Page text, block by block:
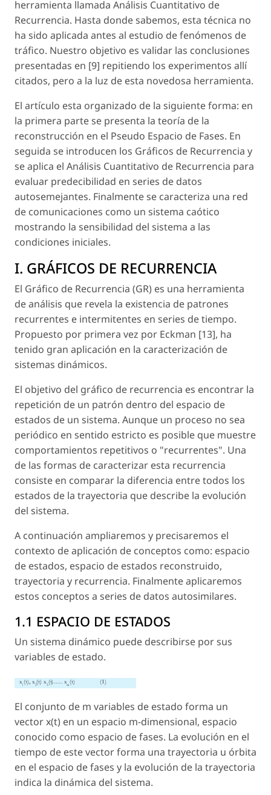
herramienta llamada Análisis Cuantitativo de
Recurrencia. Hasta donde sabemos, esta técnica no
ha sido aplicada antes al estudio de fenómenos de
tráfico. Nuestro objetivo es validar las conclusiones
presentadas en [9] repitiendo los experimentos allí
citados, pero a la luz de esta novedosa herramienta.
El artículo esta organizado de la siguiente forma: en
la primera parte se presenta la teoría de la
reconstrucción en el Pseudo Espacio de Fases. En
seguida se introducen los Gráficos de Recurrencia y
se aplica el Análisis Cuantitativo de Recurrencia para
evaluar predecibilidad en series de datos
autosemejantes. Finalmente se caracteriza una red
de comunicaciones como un sistema caótico
mostrando la sensibilidad del sistema a las
condiciones iniciales.
I. GRÁFICOS DE RECURRENCIA
El Gráfico de Recurrencia (GR) es una herramienta
de análisis que revela la existencia de patrones
recurrentes e intermitentes en series de tiempo.
Propuesto por primera vez por Eckman [13], ha
tenido gran aplicación en la caracterización de
sistemas dinámicos.
El objetivo del gráfico de recurrencia es encontrar la
repetición de un patrón dentro del espacio de
estados de un sistema. Aunque un proceso no sea
periódico en sentido estricto es posible que muestre
comportamientos repetitivos o "recurrentes". Una
de las formas de caracterizar esta recurrencia
consiste en comparar la diferencia entre todos los
estados de la trayectoria que describe la evolución
del sistema.
A continuación ampliaremos y precisaremos el
contexto de aplicación de conceptos como: espacio
de estados, espacio de estados reconstruido,
trayectoria y recurrencia. Finalmente aplicaremos
estos conceptos a series de datos autosimilares.
1.1 ESPACIO DE ESTADOS
Un sistema dinámico puede describirse por sus
variables de estado.
El conjunto de m variables de estado forma un
vectorx(t) en un espacio m-dimensional, espacio
conocido como espacio de fases. La evolución en el
tiempo de este vector forma una trayectoria u órbita
en el espacio de fases y la evolución de la trayectoria
indica la dinámica del sistema.